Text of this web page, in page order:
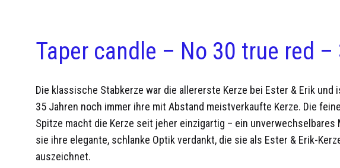
Taper candle – No 30 true red –
Die klassische Stabkerze war die allererste Kerze bei Ester & Erik und
35 Jahren noch immer ihre mit Abstand meistverkaufte Kerze. Die
Spitze macht die Kerze seit jeher einzigartig – ein unverwechselbares
sie ihre elegante, schlanke Optik verdankt, die sie als Ester & Erik-
auszeichnet.